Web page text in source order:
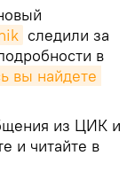
следили за
в
вы найдете
из ЦИК и
и читайте в